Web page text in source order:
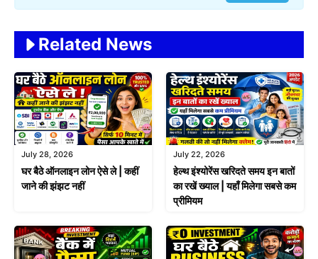
Related News
July 28, 2026
घर बैठे ऑनलाइन लोन ऐसे ले | कहीं
जाने की झंझट नहीं
July 22, 2026
हेल्थ इंश्योरेंस खरिदते समय इन बातों
का रखें ख्याल | यहाँ मिलेगा सबसे कम
प्रीमियम